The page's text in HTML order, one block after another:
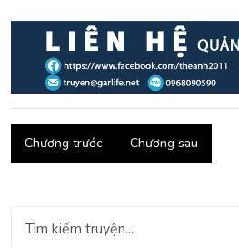
Chương trước Chương sau